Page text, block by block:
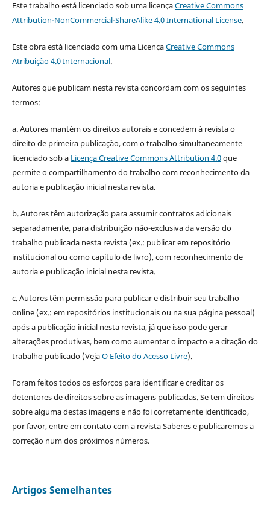
Este trabalho está licenciado sob uma licençaCreative Commons
Attribution-NonCommercial-ShareAlike 4.0 International License.
Este obra está licenciado com uma LicençaCreative Commons
Atribuição 4.0 Internacional.
Autores que publicam nesta revista concordam com os seguintes
termos:
a. Autores mantém os direitos autorais e concedem à revista o
direito de primeira publicação, com o trabalho simultaneamente
licenciado sob a Licença Creative Commons Attribution 4.0que
permite o compartilhamento do trabalho com reconhecimento da
autoria e publicação inicial nesta revista.
b. Autores têm autorização para assumir contratos adicionais
separadamente, para distribuição não-exclusiva da versão do
trabalho publicada nesta revista (ex.: publicar em repositório
institucional ou como capítulo de livro), com reconhecimento de
autoria e publicação inicial nesta revista.
c. Autores têm permissão para publicar e distribuir seu trabalho
online (ex.: em repositórios institucionais ou na sua página pessoal)
após a publicação inicial nesta revista, já que isso pode gerar
alterações produtivas, bem como aumentar o impacto e a citação do
trabalho publicado (VejaO Efeito do Acesso Livre).
Foram feitos todos os esforços para identificar e creditar os
detentores de direitos sobre as imagens publicadas. Se tem direitos
sobre alguma destas imagens e não foi corretamente identificado,
por favor, entre em contato com a revista Saberes e publicaremos a
correção num dos próximos números.
Artigos Semelhantes